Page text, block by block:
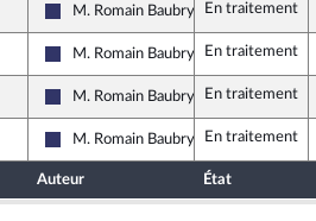
Rassemblement National
M. Romain Baubry En traitement
Rassemblement National
M. Romain Baubry En traitement
Rassemblement National
M. Romain Baubry En traitement
Rassemblement National
M. Romain Baubry En traitement
Auteur État